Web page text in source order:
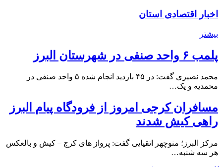
اخبار اقتصادی استان
بیشتر
پلمب ۶ واحد صنفی در شهرستان البرز
محمد نصیری گفت: در ۴۵ بازدید انجام شده ۵ واحد صنفی در
محمدیه و یک…
مسافران کرجی امروز از فرودگاه پیام البرز
راهی کیش شدند
مرکز البرز؛ منوچهر اتقیایی گفت: پرواز های کرج – کیش و بالعکس
هر سه شنبه…